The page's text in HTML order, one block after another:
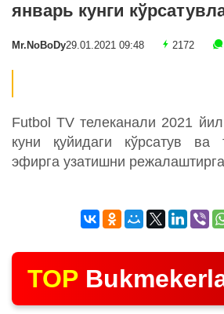
январь кунги
Mr.NoBoDy29.01.2021 09:48 2172
Futbol TV телеканали 2021
куни қуйидаги кўрсатув ва
эфирга узатишни
TOP